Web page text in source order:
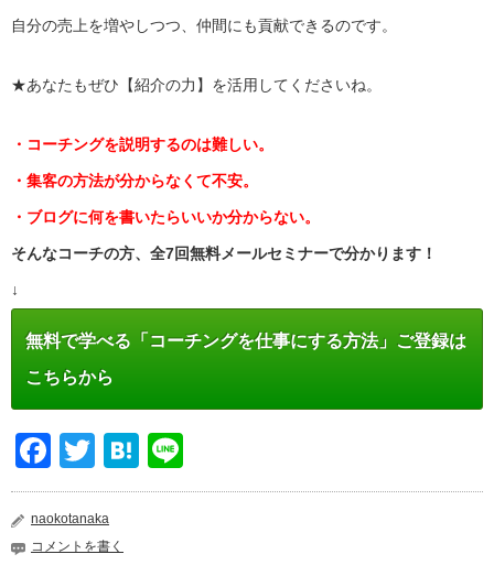
自分の売上を増やしつつ、仲間にも貢献できるのです。
★あなたもぜひ【紹介の力】を活用してくださいね。
・コーチングを説明するのは難しい。
・集客の方法が分からなくて不安。
・ブログに何を書いたらいいか分からない。
そんなコーチの方、全7回無料メールセミナーで分かります！
↓
無料で学べる「コーチングを仕事にする方法」ご登録は
こちらから
Facebook
TwitterHatena
naokotanaka
コメントを書く